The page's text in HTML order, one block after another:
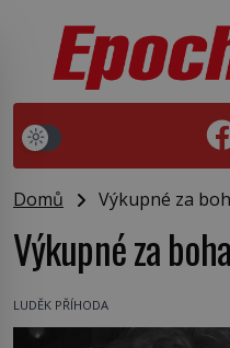
Domů Výkupné za
Výkupné za
LUDĚK PŘÍHODA